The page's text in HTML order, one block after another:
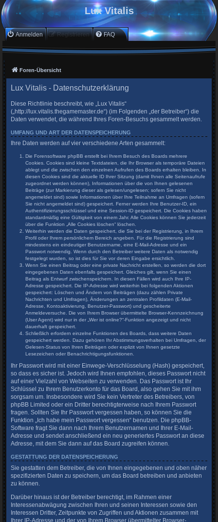
Lux Vitalis
Anmelden Registrieren FAQ
Foren-Übersicht
Lux Vitalis - Datenschutzerklärung
Diese Richtlinie beschreibt, wie „Lux Vitalis“
(„http://lux.vitalis.thegamemaster.de“) (im Folgenden „der Betreiber“) die
Daten verwendet, die während Ihres Foren-Besuchs gesammelt werden.
UMFANG UND ART DER DATENSPEICHERUNG
Ihre Daten werden auf vier verschiedene Arten gesammelt:
Die Forensoftware phpBB erstellt bei Ihrem Besuch des Boards mehrere
Cookies. Cookies sind kleine Textdateien, die Ihr Browser als temporäre Dateien
ablegt und die zwischen den einzelnen Aufrufen des Boards erhalten bleiben. In
diesen Cookies sind die aktuelle ID Ihrer Sitzung (damit Ihnen alle Seitenaufrufe
zugeordnet werden können), Informationen über die von Ihnen gelesenen
Beiträge (zur Markierung dieser als gelesen/ungelesen; sofern Sie nicht
angemeldet sind) sowie Informationen über Ihre Teilnahme an Umfragen (sofern
Sie nicht angemeldet sind) gespeichert. Ferner werden Ihre Benutzer-ID, ein
Authentifizierungsschlüssel und eine Session-ID gespeichert. Die Cookies haben
standardmäßig eine Gültigkeit von einem Jahr. Alle Cookies können Sie jederzeit
über die Funktion „Alle Cookies löschen“ löschen.
Weiterhin werden die Daten gespeichert, die Sie bei der Registrierung, in Ihrem
Profil oder Ihrem persönlichem Bereich angeben. Für die Registrierung sind
mindestens ein eindeutiger Benutzername, eine E-Mail-Adresse und ein
Passwort notwendig. Wenn durch den Betreiber weitere Daten als notwendig
festgelegt wurden, so ist dies für Sie vor deren Eingabe ersichtlich.
Wenn Sie einen Beitrag oder eine private Nachricht erstellen, so werden die dort
eingegebenen Daten ebenfalls gespeichert. Gleiches gilt, wenn Sie einen
Beitrag als Entwurf zwischenspeichern. In diesen Fällen wird auch Ihre IP-
Adresse gespeichert. Die IP-Adresse wird weiterhin bei folgenden Aktionen
gespeichert: Löschen und Ändern von Beiträgen (dazu zählen Private
Nachrichten und Umfragen), Änderungen an zentralen Profildaten (E-Mail-
Adresse, Kontoaktivierung, Benutzer-Passwort) und gescheiterte
Anmeldeversuche. Die von Ihrem Browser übermittelte Browser-Kennzeichnung
(User Agent) wird nur in der „Wer ist online?“-Funktion angezeigt und nicht
dauerhaft gespeichert.
Schließlich erfordern einzelne Funktionen des Boards, dass weitere Daten
gespeichert werden. Dazu gehören Ihr Abstimmungsverhalten bei Umfragen, der
Gelesen-Status von Ihren Beiträgen oder explizit von Ihnen gesetzte
Lesezeichen oder Benachrichtigungsfunktionen.
Ihr Passwort wird mit einer Einwege-Verschlüsselung (Hash) gespeichert,
so dass es sicher ist. Jedoch wird Ihnen empfohlen, dieses Passwort nicht
auf einer Vielzahl von Webseiten zu verwenden. Das Passwort ist Ihr
Schlüssel zu Ihrem Benutzerkonto für das Board, also gehen Sie mit ihm
sorgsam um. Insbesondere wird Sie kein Vertreter des Betreibers, von
phpBB Limited oder ein Dritter berechtigterweise nach Ihrem Passwort
fragen. Sollten Sie Ihr Passwort vergessen haben, so können Sie die
Funktion „Ich habe mein Passwort vergessen“ benutzen. Die phpBB-
Software fragt Sie dann nach Ihrem Benutzernamen und Ihrer E-Mail-
Adresse und sendet anschließend ein neu generiertes Passwort an diese
Adresse, mit dem Sie dann auf das Board zugreifen können.
GESTATTUNG DER DATENSPEICHERUNG
Sie gestatten dem Betreiber, die von Ihnen eingegebenen und oben näher
spezifizierten Daten zu speichern, um das Board betreiben und anbieten
zu können.
Darüber hinaus ist der Betreiber berechtigt, im Rahmen einer
Interessenabwägung zwischen Ihren und seinen Interessen sowie den
Interessen Dritter, Zeitpunkte von Zugriffen und Aktionen zusammen mit
Ihrer IP-Adresse und der von Ihrem Browser übermittelter Browser-